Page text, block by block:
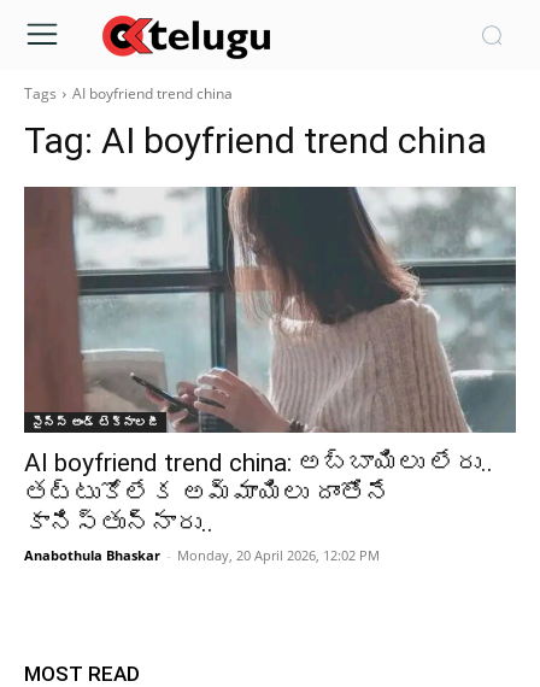
Tags AI boyfriend trend china
Tag: AI boyfriend trend china
సైన్స్‌ అండ్‌ టెక్నాలజీ
AI boyfriend trend china: అబ్బాయిలు లేరు..
తట్టుకోలేక అమ్మాయిలు దాంతోనే
కానిస్తున్నారు..
Anabothula Bhaskar - Monday, 20 April 2026, 12:02 PM
MOST READ